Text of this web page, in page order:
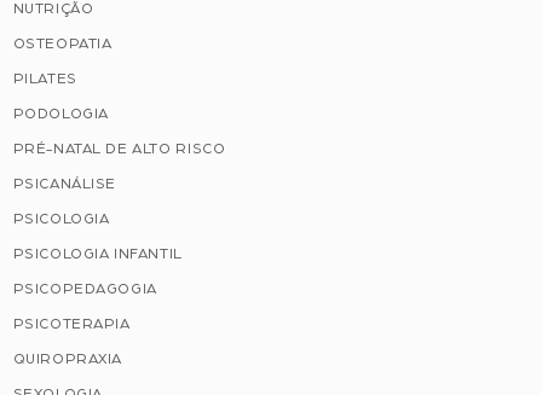
NUTRIÇÃO
OSTEOPATIA
PILATES
PODOLOGIA
PRÉ-NATAL DE ALTO RISCO
PSICANÁLISE
PSICOLOGIA
PSICOLOGIA INFANTIL
PSICOPEDAGOGIA
PSICOTERAPIA
QUIROPRAXIA